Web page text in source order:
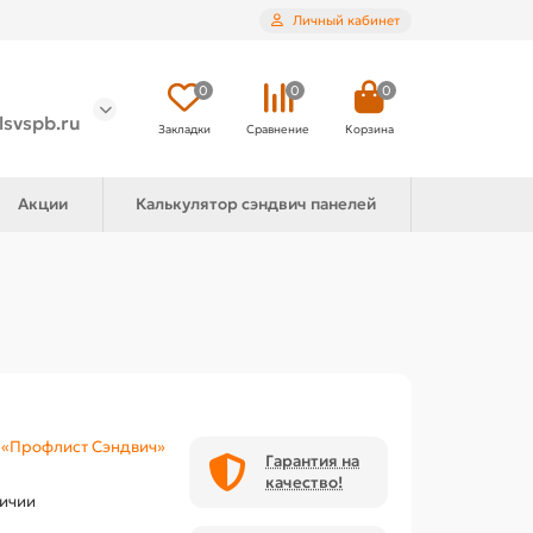
Личный кабинет
0
Закладки
0
Сравнение
0
Корзина
Акции Калькулятор сэндвич панелей
Сэндвич»
Гарантия на
качество!